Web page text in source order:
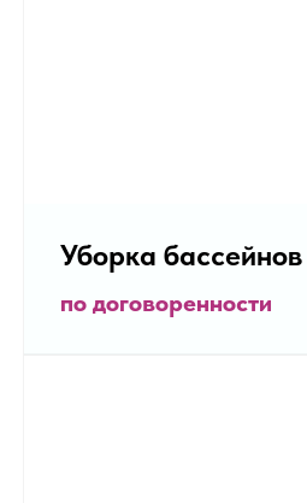
Уборка бассейнов
по договоренности